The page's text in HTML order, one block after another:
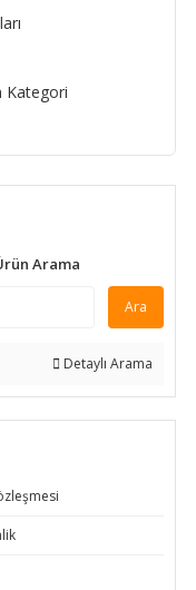
Kategori
Arama
Ara
Detaylı Arama